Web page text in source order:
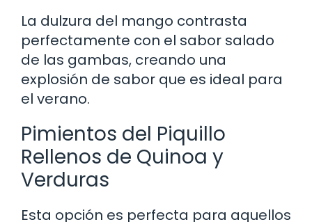
La dulzura del mango contrasta
perfectamente con el sabor salado
de las gambas, creando una
explosión de sabor que es ideal para
el verano.
Pimientos del Piquillo
Rellenos de Quinoa y
Verduras
Esta opción es perfecta para aquellos